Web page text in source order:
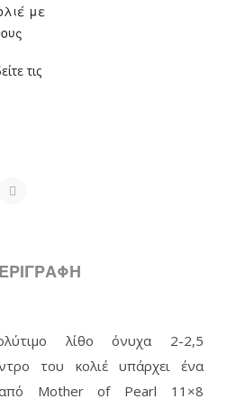
με
τις
λίθο όνυχα 2-2,5
του κολιέ υπάρχει ένα
Mother of Pearl 11×8